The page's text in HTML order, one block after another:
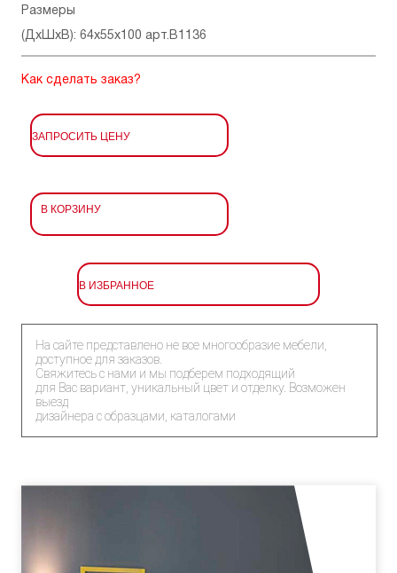
Размеры
(ДхШхВ): 64x55x100 арт.B1136
Как сделать заказ?
ЗАПРОСИТЬ ЦЕНУ
В КОРЗИНУ
В ИЗБРАННОЕ
На сайте представлено не все многообразие мебели,
доступное для заказов.
Свяжитесь с нами и мы подберем подходящий
для Вас вариант, уникальный цвет и отделку. Возможен
выезд
дизайнера с образцами, каталогами